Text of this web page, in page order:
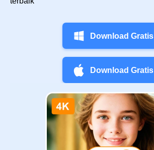
Download Gratis
Download Gratis